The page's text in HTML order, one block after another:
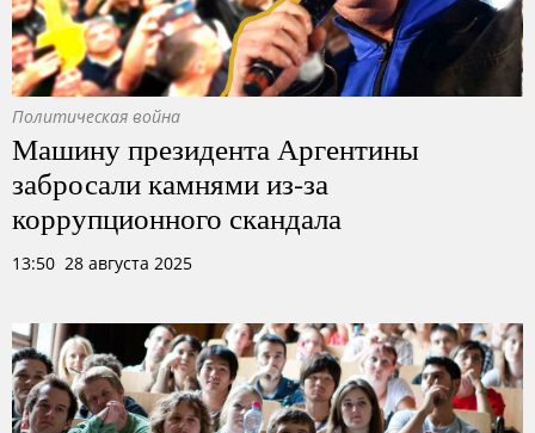
Политическая война
Машину президента Аргентины
забросали камнями из-за
коррупционного скандала
13:50 28 августа 2025